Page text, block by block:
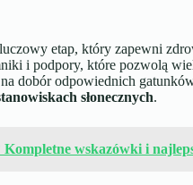
etap, który zapewni
i podpory, które pozwolą
dobór odpowiednich
słonecznych.
Kompletne wskazówki i